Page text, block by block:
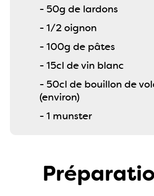
- 50g de lardons
- 1/2 oignon
- 100g de pâtes
- 15cl de vin blanc
- 50cl de bouillon de
(environ)
- 1 munster